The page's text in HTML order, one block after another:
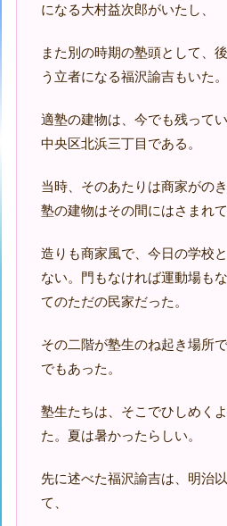
になる大村益次郎がいたし、
また別の時期の塾頭として、
う立者になる福沢諭吉もいた。
適塾の建物は、今でも残って
中央区北浜三丁目である。
当時、そのあたりは商家がの
塾の建物はその間にはさまれて
造りも商家風で、今日の学校
ない。門もなければ運動場も
てのただの民家だった。
その二階が塾生のね起き場所
でもあった。
塾生たちは、そこでひしめく
た。夏は暑かったらしい。
先に述べた福沢諭吉は、明治
て、